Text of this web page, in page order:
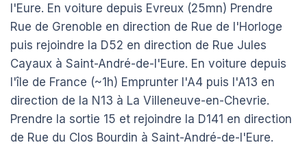
l'Eure. En voiture depuis Evreux (25mn) Prendre
Rue de Grenoble en direction de Rue de l'Horloge
puis rejoindre la D52 en direction de Rue Jules
Cayaux à Saint-André-de-l'Eure. En voiture depuis
l'île de France (~1h) Emprunter l'A4 puis l'A13 en
direction de la N13 à La Villeneuve-en-Chevrie.
Prendre la sortie 15 et rejoindre la D141 en direction
de Rue du Clos Bourdin à Saint-André-de-l'Eure.